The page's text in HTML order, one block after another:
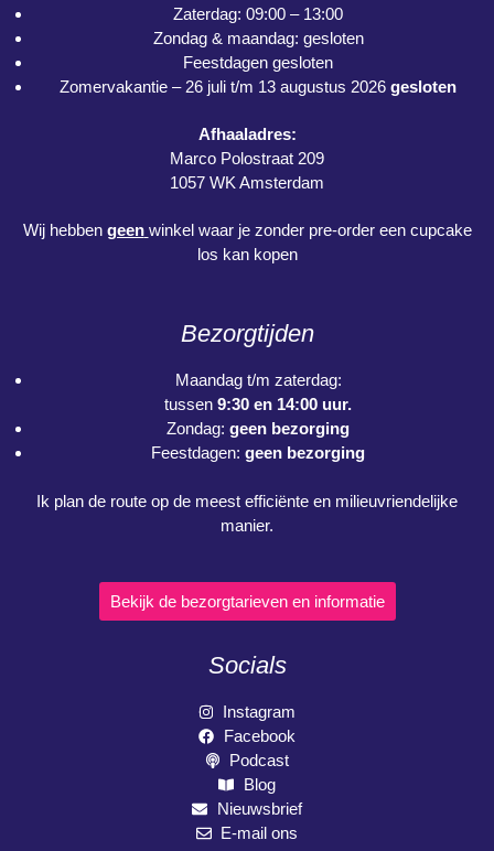
Zaterdag: 09:00 – 13:00
Zondag & maandag: gesloten
Feestdagen gesloten
Zomervakantie – 26 juli t/m 13 augustus 2026 gesloten
Afhaaladres:
Marco Polostraat 209
1057 WK Amsterdam
Wij hebben geen winkel waar je zonder pre-order een cupcake
los kan kopen
Bezorgtijden
Maandag t/m zaterdag:
tussen 9:30 en 14:00 uur.
Zondag: geen bezorging
Feestdagen: geen bezorging
Ik plan de route op de meest efficiënte en milieuvriendelijke
manier.
Bekijk de bezorgtarieven en informatie
Socials
Instagram
Facebook
Podcast
Blog
Nieuwsbrief
E-mail ons